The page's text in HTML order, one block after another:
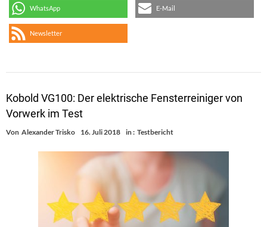
WhatsApp E-Mail
Newsletter
Kobold VG100: Der elektrische Fensterreiniger von
Vorwerk im Test
Von Alexander Trisko 16. Juli 2018 in : Testbericht